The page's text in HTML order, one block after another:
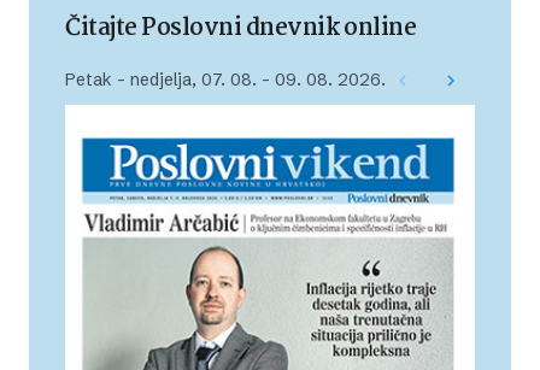
Čitajte Poslovni dnevnik online
Petak – nedjelja, 07. 08. – 09. 08. 2026.